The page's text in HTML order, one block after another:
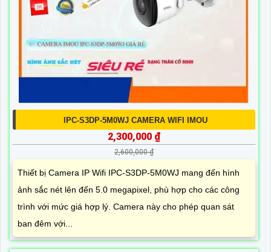
IPC-S3DP-5M0WJ CAMERA WIFI IMOU
2,300,000 ₫
2,600,000 ₫
Thiết bị Camera IP Wifi IPC-S3DP-5M0WJ mang đến hình
ảnh sắc nét lên đến 5.0 megapixel, phù hợp cho các công
trình với mức giá hợp lý. Camera này cho phép quan sát
ban đêm với...